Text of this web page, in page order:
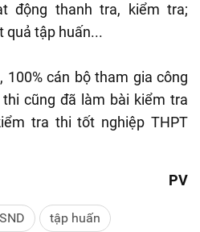
động thanh tra, kiểm tra;
quả tập huấn...
100% cán bộ tham gia công
cũng đã làm bài kiểm tra
tra thi tốt nghiệp THPT
PV
tập huấn